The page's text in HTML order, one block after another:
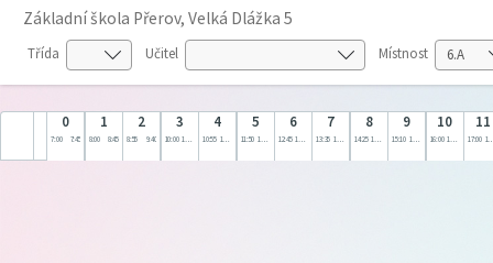
Základní škola Přerov, Velká Dlážka 5
Třída Učitel Místnost
0
7:00 7:45
1
8:00 8:45
2
8:55 9:40
3
10:00 10:45
4
10:55 11:40
5
11:50 12:35
6
12:45 13:30
7
13:35 14:20
8
14:25 15:10
9
15:10 16:00
10
16:00 17:00
11
17:00